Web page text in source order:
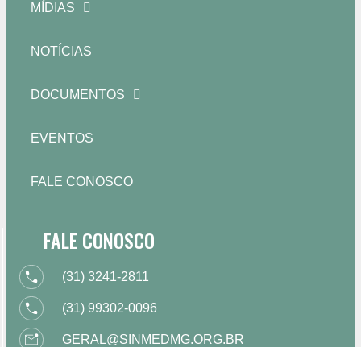
MÍDIAS
NOTÍCIAS
DOCUMENTOS
EVENTOS
FALE CONOSCO
FALE CONOSCO
(31) 3241-2811
(31) 99302-0096
GERAL@SINMEDMG.ORG.BR